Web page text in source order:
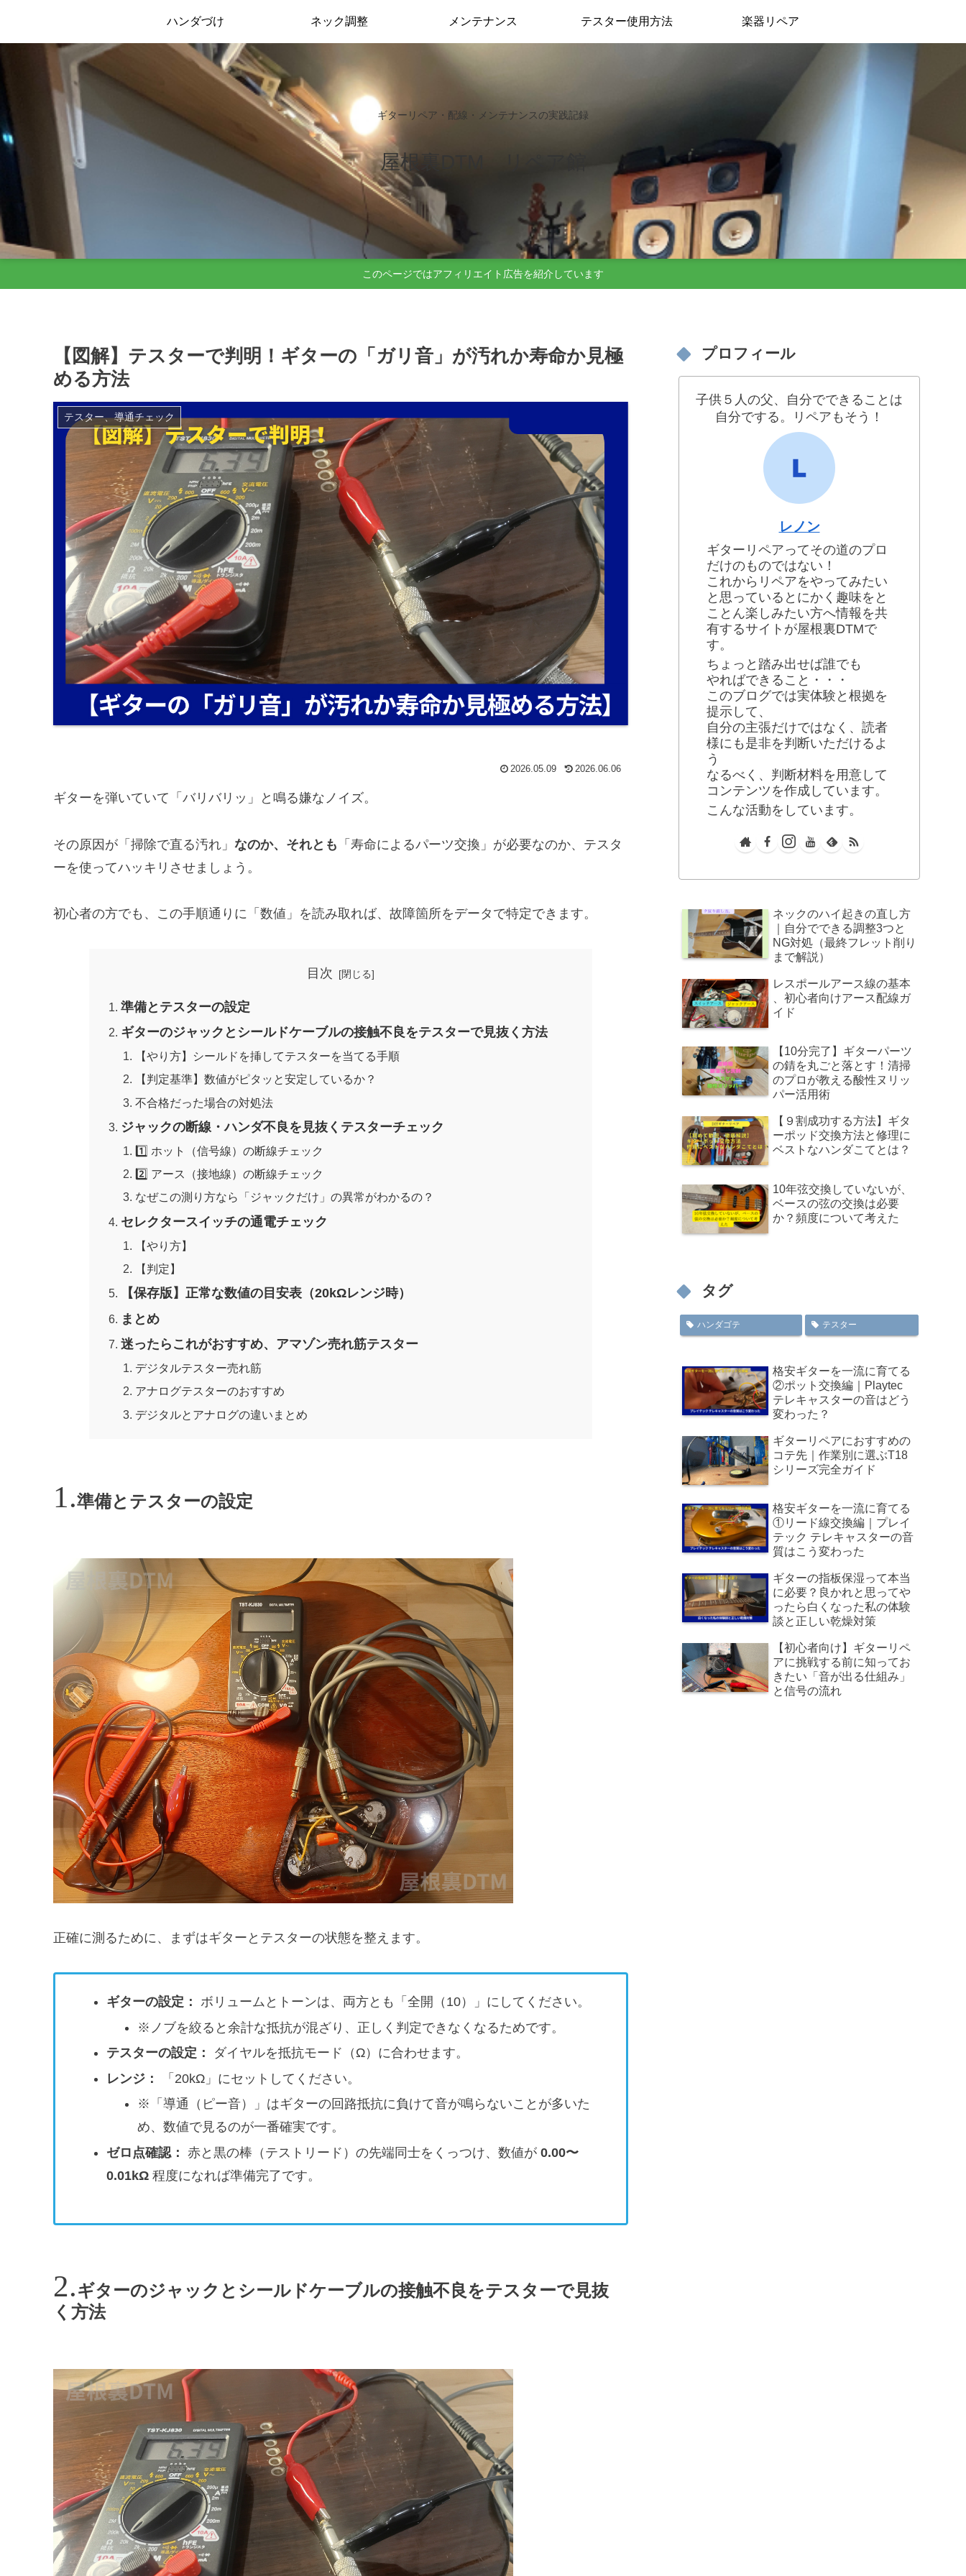
ギターリペア・配線・メンテナンスの実践記録
屋根裏DTM リペア館
ハンダづけ ネック調整 メンテナンス テスター使用方法 楽器リペア
このページではアフィリエイト広告を紹介しています
【図解】テスターで判明！ギターの「ガリ音」が汚れか寿命か見極
める方法
テスター、導通チェック
2026.05.09 2026.06.06
ギターを弾いていて「バリバリッ」と鳴る嫌なノイズ。
その原因が「掃除で直る汚れ」 なのか、それとも 「寿命によるパーツ交換」が必要なのか、テスタ
ーを使ってハッキリさせましょう。
初心者の方でも、この手順通りに「数値」を読み取れば、故障箇所をデータで特定できます。
目次
準備とテスターの設定
ギターのジャックとシールドケーブルの接触不良をテスターで見抜く方法
【やり方】シールドを挿してテスターを当てる手順
【判定基準】数値がピタッと安定しているか？
不合格だった場合の対処法
ジャックの断線・ハンダ不良を見抜くテスターチェック
1️⃣ ホット（信号線）の断線チェック
2️⃣ アース（接地線）の断線チェック
なぜこの測り方なら「ジャックだけ」の異常がわかるの？
セレクタースイッチの通電チェック
【やり方】
【判定】
【保存版】正常な数値の目安表（20kΩレンジ時）
まとめ
迷ったらこれがおすすめ、アマゾン売れ筋テスター
デジタルテスター売れ筋
アナログテスターのおすすめ
デジタルとアナログの違いまとめ
準備とテスターの設定
正確に測るために、まずはギターとテスターの状態を整えます。
ギターの設定：
ボリュームとトーンは、両方とも「全開（10）」にしてください。
※ノブを絞ると余計な抵抗が混ざり、正しく判定できなくなるためです。
テスターの設定：
ダイヤルを抵抗モード（Ω）に合わせます。
レンジ：
「20kΩ」にセットしてください。
※「導通（ピー音）」はギターの回路抵抗に負けて音が鳴らないことが多いた
め、数値で見るのが一番確実です。
ゼロ点確認： 赤と黒の棒（テストリード）の先端同士をくっつけ、数値が 0.00〜
0.01kΩ程度になれば準備完了です。
ギターのジャックとシールドケーブルの接触不良をテスターで見抜
く方法
プロフィール
子供５人の父、自分でできることは
自分でする。リペアもそう！
レノン
ギターリペアってその道のプロ
だけのものではない！
これからリペアをやってみたい
と思っているとにかく趣味をと
ことん楽しみたい方へ情報を共
有するサイトが屋根裏DTMで
す。
ちょっと踏み出せば誰でも
やればできること・・・
このブログでは実体験と根拠を
提示して、
自分の主張だけではなく、読者
様にも是非を判断いただけるよ
う
なるべく、判断材料を用意して
コンテンツを作成しています。
こんな活動をしています。
ネックのハイ起きの直し方
｜自分でできる調整3つと
NG対処（最終フレット削り
まで解説）
レスポールアース線の基本
、初心者向けアース配線ガ
イド
【10分完了】ギターパーツ
の錆を丸ごと落とす！清掃
のプロが教える酸性ヌリッ
パー活用術
【９割成功する方法】ギタ
ーポッド交換方法と修理に
ベストなハンダこてとは？
10年弦交換していないが、
ベースの弦の交換は必要
か？頻度について考えた
タグ
ハンダゴテ テスター
格安ギターを一流に育てる
②ポット交換編｜Playtec
テレキャスターの音はどう
変わった？
ギターリペアにおすすめの
コテ先｜作業別に選ぶT18
シリーズ完全ガイド
格安ギターを一流に育てる
①リード線交換編｜プレイ
テック テレキャスターの音
質はこう変わった
ギターの指板保湿って本当
に必要？良かれと思ってや
ったら白くなった私の体験
談と正しい乾燥対策
【初心者向け】ギターリペ
アに挑戦する前に知ってお
きたい「音が出る仕組み」
と信号の流れ